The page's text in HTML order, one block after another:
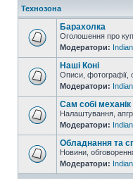
Технозона
Барахолка
Оголошення про
Модератори: Indian
Наші Коні
Описи, фотографії,
Модератори: Indian
Сам собі механік
Налаштування,
Модератори: Indian
Обладнання та
Новини,
Модератори: Indian